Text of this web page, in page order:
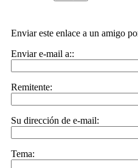
Enviar este enlace a un amigo
Enviar e-mail a::
Remitente:
Su dirección de e-mail:
Tema: